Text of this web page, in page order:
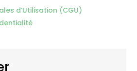
d’Utilisation (CGU)